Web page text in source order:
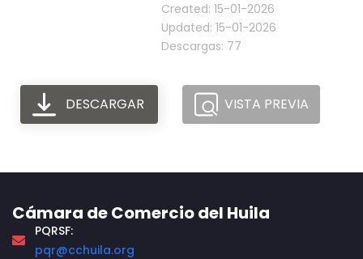
Created: 15-01-2026
Updated: 15-01-2026
Descargas: 77
DESCARGAR VISTA PREVIA
Cámara de Comercio del Huila
PQRSF:
pqr@cchuila.org